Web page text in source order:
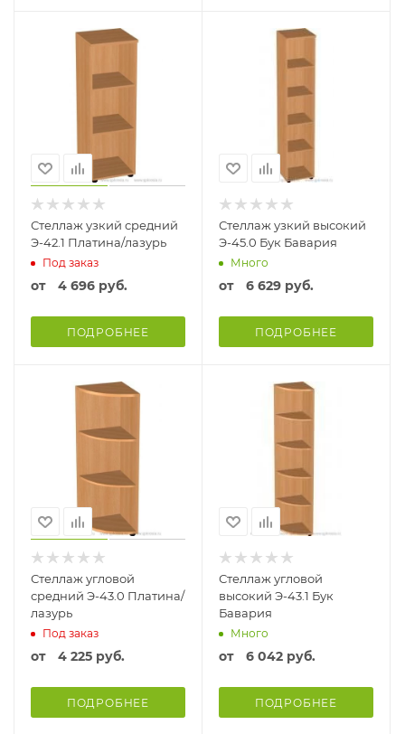
Стеллаж узкий средний
Э-42.1 Платина/лазурь
Под заказ
от 4 696 руб.
ПОДРОБНЕЕ
Стеллаж узкий высокий
Э-45.0 Бук Бавария
Много
от 6 629 руб.
ПОДРОБНЕЕ
Стеллаж угловой
средний Э-43.0 Платина/
лазурь
Под заказ
от 4 225 руб.
ПОДРОБНЕЕ
Стеллаж угловой
высокий Э-43.1 Бук
Бавария
Много
от 6 042 руб.
ПОДРОБНЕЕ